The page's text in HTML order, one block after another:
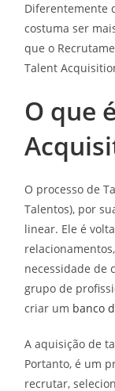
Diferentemente
costuma ser
que o
Talent
O que
O processo de
Talentos), por
linear. Ele é
necessidade de
grupo de
criar um banco
A aquisição de
Portanto, é um
recrutar,